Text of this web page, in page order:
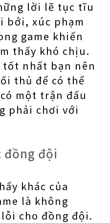
lời lẽ tục tĩu
bới, xúc phạm
game khiến
thấy khó chịu.
tốt nhất bạn nên
thủ để có thể
một trận đấu
phải chơi với
đội
khác của
là không
cho đồng đội.